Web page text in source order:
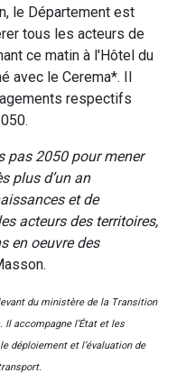
le Département est
tous les acteurs de
ce matin à l'Hôtel du
avec le Cerema*. Il
respectifs
pas 2050 pour mener
plus d’un an
et de
acteurs des territoires,
en oeuvre des
du ministère de la Transition
accompagne l’État et les
déploiement et l’évaluation de